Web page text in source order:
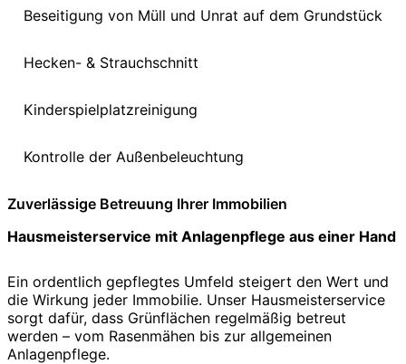
Beseitigung von Müll und Unrat auf dem Grundstück
Hecken- & Strauchschnitt
Kinderspielplatzreinigung
Kontrolle der Außenbeleuchtung
Zuverlässige Betreuung Ihrer Immobilien
Hausmeisterservice mit Anlagenpflege aus einer Hand
Ein ordentlich gepflegtes Umfeld steigert den Wert und
die Wirkung jeder Immobilie. Unser Hausmeisterservice
sorgt dafür, dass Grünflächen regelmäßig betreut
werden – vom Rasenmähen bis zur allgemeinen
Anlagenpflege.